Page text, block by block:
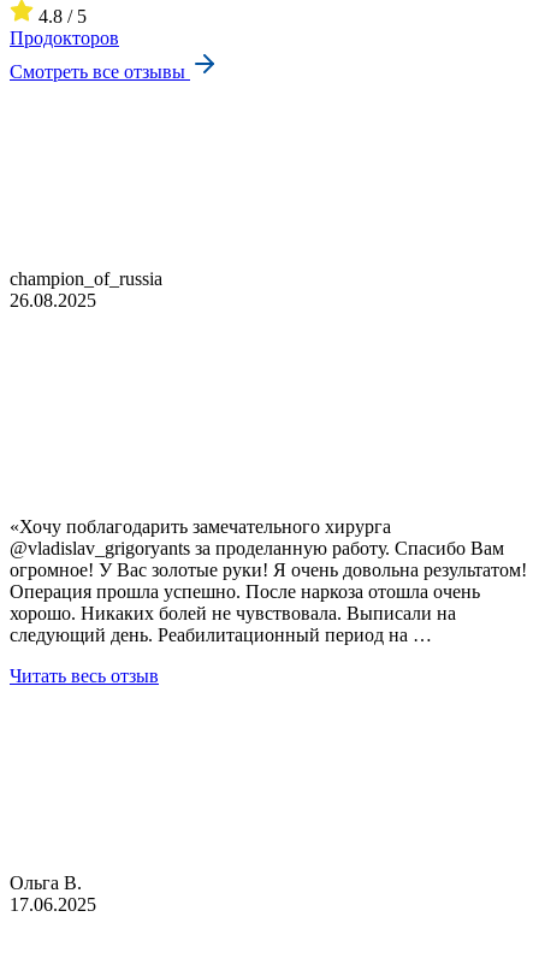
4.8 / 5
Продокторов
Смотреть все отзывы
champion_of_russia
26.08.2025
«Хочу поблагодарить замечательного хирурга
@vladislav_grigoryants за проделанную работу. Спасибо Вам
огромное! У Вас золотые руки! Я очень довольна результатом!
Операция прошла успешно. После наркоза отошла очень
хорошо. Никаких болей не чувствовала. Выписали на
следующий день. Реабилитационный период на …
Читать весь отзыв
Ольга В.
17.06.2025